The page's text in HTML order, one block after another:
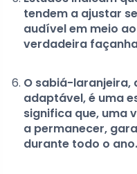
tendem a ajustar
audível em meio
verdadeira
O sabiá-laranjeira,
adaptável, é uma
significa que, uma
a permanecer,
durante todo o ano.